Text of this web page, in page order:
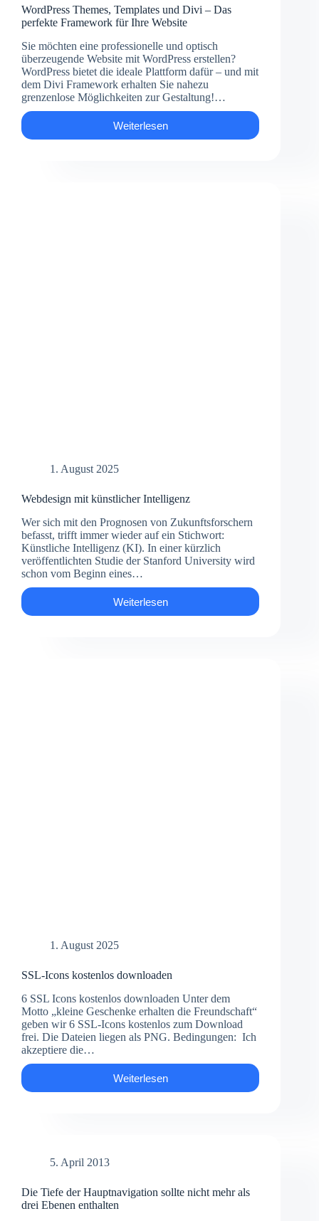
WordPress Themes, Templates und Divi – Das
perfekte Framework für Ihre Website
Sie möchten eine professionelle und optisch
überzeugende Website mit WordPress erstellen?
WordPress bietet die ideale Plattform dafür – und mit
dem Divi Framework erhalten Sie nahezu
grenzenlose Möglichkeiten zur Gestaltung!…
Weiterlesen
WordPress
Themes,
1. August 2025
Webdesign mit künstlicher Intelligenz
Wer sich mit den Prognosen von Zukunftsforschern
befasst, trifft immer wieder auf ein Stichwort:
Künstliche Intelligenz (KI). In einer kürzlich
veröffentlichten Studie der Stanford University wird
schon vom Beginn eines…
Weiterlesen
Webdesign
mit
1. August 2025
SSL-Icons kostenlos downloaden
6 SSL Icons kostenlos downloaden Unter dem
Motto „kleine Geschenke erhalten die Freundschaft“
geben wir 6 SSL-Icons kostenlos zum Download
frei. Die Dateien liegen als PNG. Bedingungen: Ich
akzeptiere die…
Weiterlesen
SSL-
Icons
5. April 2013
Die Tiefe der Hauptnavigation sollte nicht mehr als
drei Ebenen enthalten